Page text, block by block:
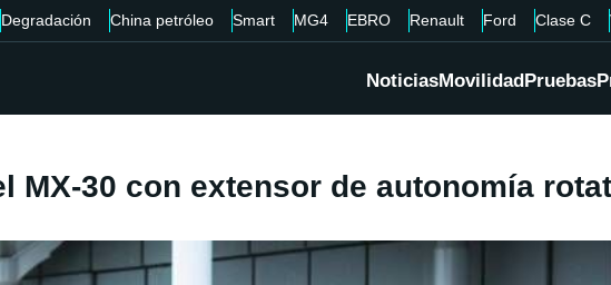
Degradación China petróleo Smart MG4 EBRO Renault Ford Clase C
NoticiasMovilidadPruebas
MX-30 con extensor de autonomía